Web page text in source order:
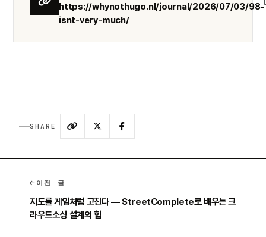
https://whynothugo.nl/journal/2026/07/03/98-
isnt-very-much/
SHARE
이전 글
지도를 게임처럼 고친다 — StreetComplete로 배우는 크
라우드소싱 설계의 힘